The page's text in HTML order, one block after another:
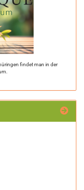
findet man in der